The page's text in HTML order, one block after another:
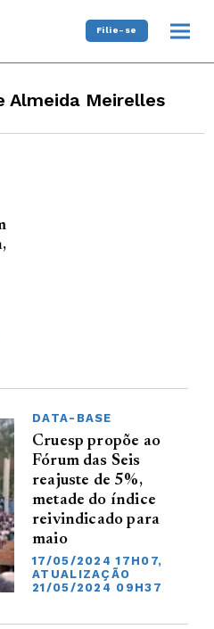
Filie-se
Almeida Meirelles
DATA-BASE
Cruesp propõe ao
Fórum das Seis
reajuste de 5%,
metade do índice
reivindicado para
maio
17/05/2024 17H07,
ATUALIZAÇÃO
21/05/2024 09H37